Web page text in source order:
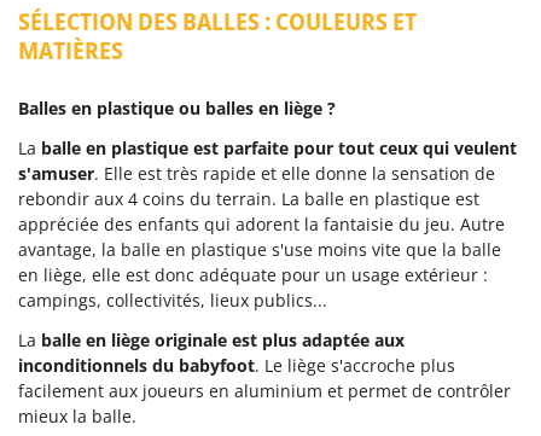
SÉLECTION DES BALLES : COULEURS ET
MATIÈRES
Balles en plastique ou balles en liège ?
La balle en plastique est parfaite pour tout ceux qui veulent
s'amuser. Elle est très rapide et elle donne la sensation de
rebondir aux 4 coins du terrain. La balle en plastique est
appréciée des enfants qui adorent la fantaisie du jeu. Autre
avantage, la balle en plastique s'use moins vite que la balle
en liège, elle est donc adéquate pour un usage extérieur :
campings, collectivités, lieux publics...
La balle en liège originale est plus adaptée aux
inconditionnels du babyfoot. Le liège s'accroche plus
facilement aux joueurs en aluminium et permet de contrôler
mieux la balle.